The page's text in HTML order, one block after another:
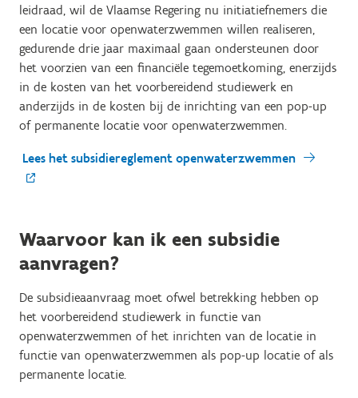
leidraad, wil de Vlaamse Regering nu initiatiefnemers die
een locatie voor openwaterzwemmen willen realiseren,
gedurende drie jaar maximaal gaan ondersteunen door
het voorzien van een financiële tegemoetkoming, enerzijds
in de kosten van het voorbereidend studiewerk en
anderzijds in de kosten bij de inrichting van een pop-up
of permanente locatie voor openwaterzwemmen.
Lees het subsidiereglement openwaterzwemmen
Waarvoor kan ik een subsidie
aanvragen?
De subsidieaanvraag moet ofwel betrekking hebben op
het voorbereidend studiewerk in functie van
openwaterzwemmen of het inrichten van de locatie in
functie van openwaterzwemmen als pop-up locatie of als
permanente locatie.